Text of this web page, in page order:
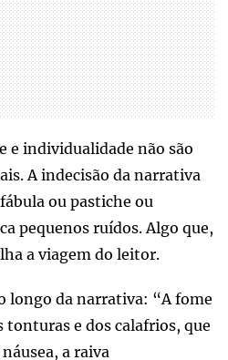
e individualidade não são
A indecisão da narrativa
ou pastiche ou
pequenos ruídos. Algo que,
a viagem do leitor.
longo da narrativa: “A fome
tonturas e dos calafrios, que
a raiva